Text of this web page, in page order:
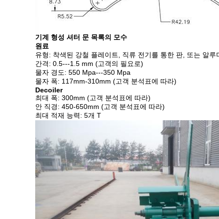
기계 형성 셔터 문 목록의 모수
원료
유형: 착색된 강철 플레이트, 직류 전기를 통한 판, 또는 알루
간격: 0.5---1.5 mm (고객의 필요로)
물자 경도: 550 Mpa---350 Mpa
물자 폭: 117mm-310mm (고객 분석표에 따라)
Decoiler
최대 폭: 300mm (고객 분석표에 따라)
안 직경: 450-650mm (고객 분석표에 따라)
최대 적재 능력: 5개 T